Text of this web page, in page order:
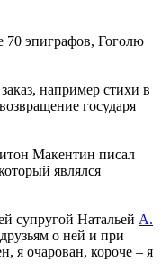
70 эпиграфов, Гоголю
например стихи в
государя
Макентин писал
являлся
супругой Натальей А.
о ней и при
я очарован, короче – я